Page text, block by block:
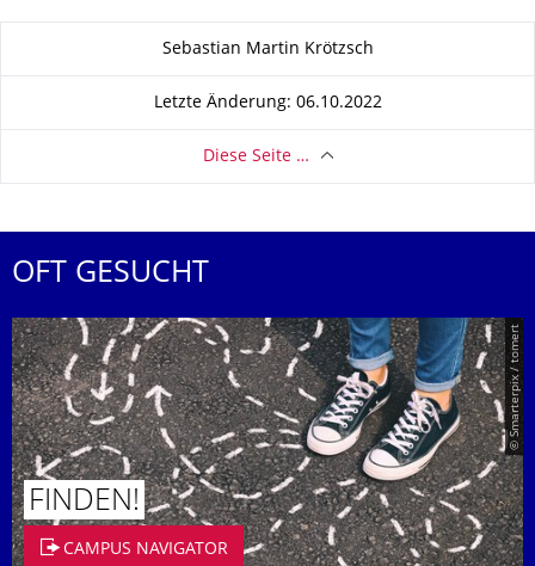
Zu dieser SeiteSebastian Martin Krötzsch
Letzte Änderung: 06.10.2022
Diese Seite …
OFT GESUCHT
© Smarterpix / tomert
FINDEN!
CAMPUS NAVIGATOR